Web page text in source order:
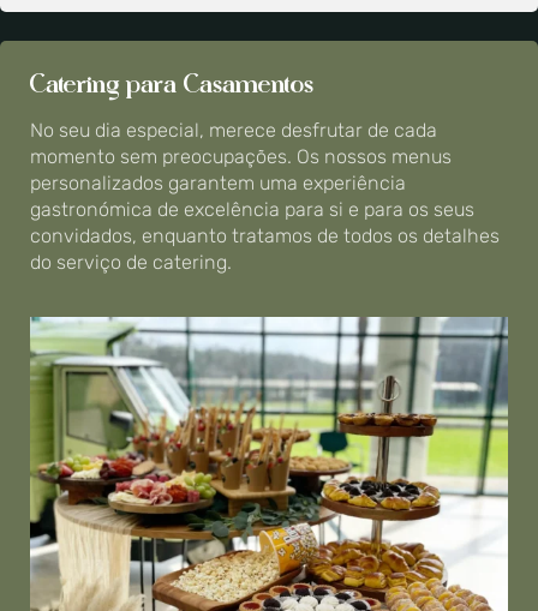
Catering para Casamentos
No seu dia especial, merece desfrutar de cada
momento sem preocupações. Os nossos menus
personalizados garantem uma experiência
gastronómica de excelência para si e para os seus
convidados, enquanto tratamos de todos os detalhes
do serviço de catering.